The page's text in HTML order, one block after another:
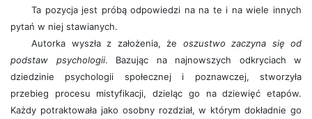
Ta pozycja jest próbą odpowiedzi na na te i na wiele innych
pytań w niej stawianych.
Autorka wyszła z założenia, że oszustwo zaczyna się od
podstaw psychologii. Bazując na najnowszych odkryciach w
dziedzinie psychologii społecznej i poznawczej, stworzyła
przebieg procesu mistyfikacji, dzieląc go na dziewięć etapów.
Każdy potraktowała jako osobny rozdział, w którym dokładnie go